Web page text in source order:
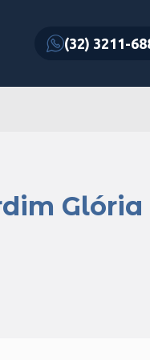
(32) 3211-
(32) 3211-
Glória